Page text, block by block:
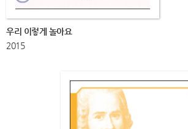
우리 이렇게 놀아요
2015